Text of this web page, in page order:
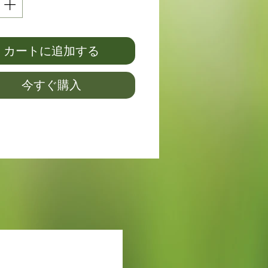
カートに追加する
今すぐ購入